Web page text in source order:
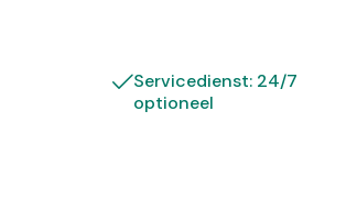
Servicedienst: 24/7
optioneel